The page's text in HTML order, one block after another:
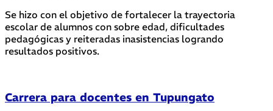
Se hizo con el objetivo de fortalecer la trayectoria
escolar de alumnos con sobre edad, dificultades
pedagógicas y reiteradas inasistencias logrando
resultados positivos.
Carrera para docentes en Tupungato